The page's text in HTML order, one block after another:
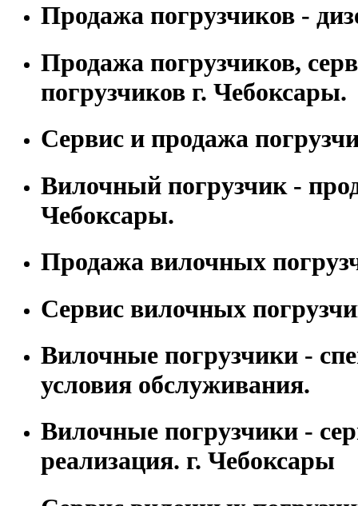
Продажа погрузчиков -
Продажа погрузчиков,
погрузчиков г. Чебоксары.
Сервис и продажа
Вилочный погрузчик -
Чебоксары.
Продажа вилочных
Сервис вилочных
Вилочные погрузчики -
условия обслуживания.
Вилочные погрузчики -
реализация. г. Чебоксары